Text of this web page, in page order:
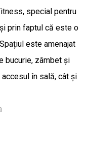
special pentru
prin faptul că este o
este amenajat
bucurie, zâmbet și
în sală, cât și